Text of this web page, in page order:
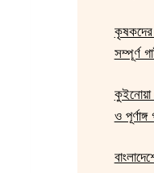
কৃষকদের
সম্পূর্ণ
কুইনোয়া
ও